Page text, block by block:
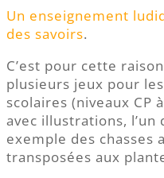
Un enseignement
des savoirs.
C’est pour cette
plusieurs jeux pour
scolaires (niveaux CP
avec illustrations, l’un
exemple des chasses
transposées aux